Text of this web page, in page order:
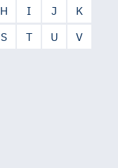
H I J
K
S T U
V